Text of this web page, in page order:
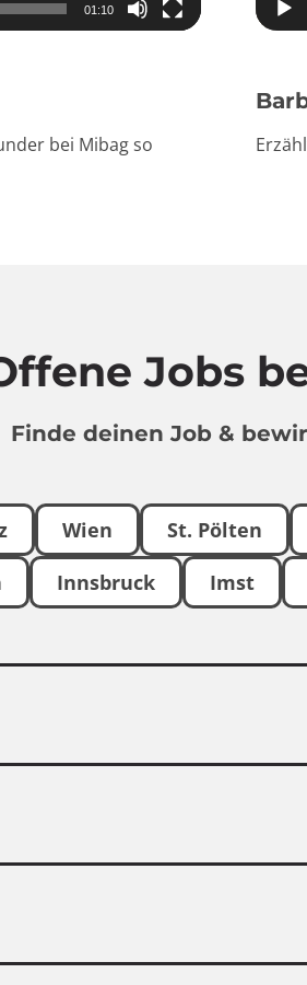
01:10
bei Mibag so
Jobs
Finde deinen Job &
Wien St. Pölten
Innsbruck Imst